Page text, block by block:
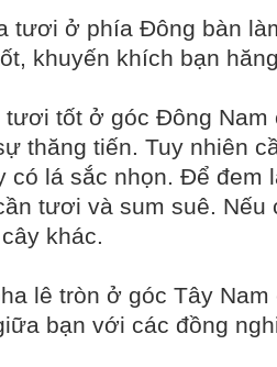
tươi ở phía Đông bàn
khuyến khích bạn
tốt ở góc Đông Nam
thăng tiến. Tuy nhiên
có lá sắc nhọn. Để đem
tươi và sum suê. Nếu
khác.
lê tròn ở góc Tây
bạn với các đồng